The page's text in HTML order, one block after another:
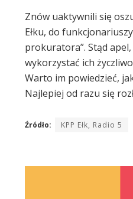
Znów uaktywnili się
Ełku, do
prokuratora”. Stąd
wykorzystać ich
Warto im powiedzieć,
Najlepiej od razu się
Źródło: KPP Ełk, Radio 5